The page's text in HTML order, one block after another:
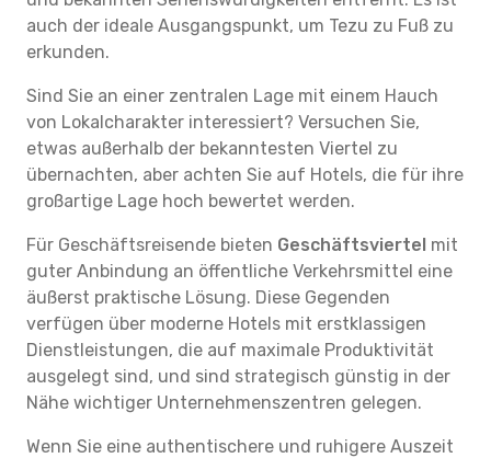
auch der ideale Ausgangspunkt, um Tezu zu Fuß zu
erkunden.
Sind Sie an einer zentralen Lage mit einem Hauch
von Lokalcharakter interessiert? Versuchen Sie,
etwas außerhalb der bekanntesten Viertel zu
übernachten, aber achten Sie auf Hotels, die für ihre
großartige Lage hoch bewertet werden.
Für Geschäftsreisende bieten Geschäftsviertel mit
guter Anbindung an öffentliche Verkehrsmittel eine
äußerst praktische Lösung. Diese Gegenden
verfügen über moderne Hotels mit erstklassigen
Dienstleistungen, die auf maximale Produktivität
ausgelegt sind, und sind strategisch günstig in der
Nähe wichtiger Unternehmenszentren gelegen.
Wenn Sie eine authentischere und ruhigere Auszeit